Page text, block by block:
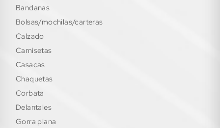
bandanas
bolsas/mochilas/carteras
calzado
camisetas
casacas
chaquetas
corbata
delantales
gorra plana